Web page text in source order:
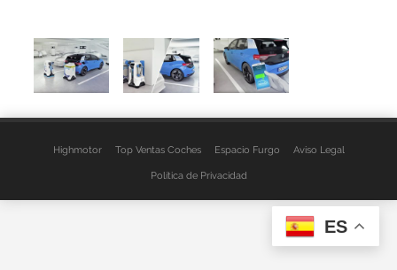
Highmotor Top Ventas Coches Espacio Furgo Aviso Legal
Política de Privacidad
ES